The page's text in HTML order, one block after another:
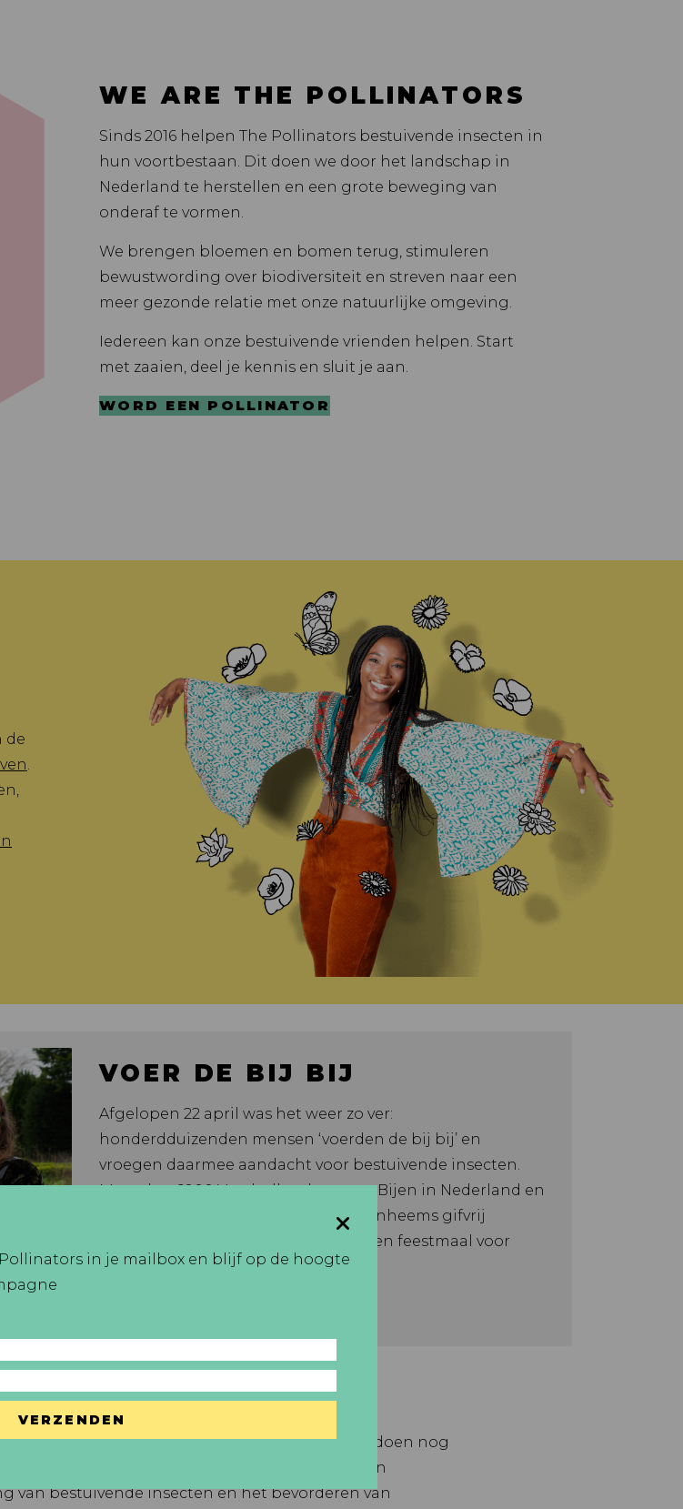
WE ARE THE POLLINATORS
Sinds 2016 helpen The Pollinators bestuivende insecten in
hun voortbestaan. Dit doen we door het landschap in
Nederland te herstellen en een grote beweging van
onderaf te vormen.
We brengen bloemen en bomen terug, stimuleren
bewustwording over biodiversiteit en streven naar een
meer gezonde relatie met onze natuurlijke omgeving.
Iedereen kan onze bestuivende vrienden helpen. Start
met zaaien, deel je kennis en sluit je aan.
WORD EEN POLLINATOR
de
.
VOER DE BIJ BIJ
Afgelopen 22 april was het weer zo ver:
honderdduizenden mensen ‘voerden de bij bij’ en
vroegen daarmee aandacht voor bestuivende insecten.
Meer dan 6000 Voedselbanken voor Bijen in Nederland en
Vlaanderen deelden afgelopen tijd inheems gifvrij
bloemzaad uit. Zaai mee en creëer een feestmaal voor
insecten!
PROJECTEN
de Bij Bij! Maar we zijn bezige bijtjes, want we doen nog
in om zoveel mogelijk mensen en bedrijven in
van bestuivende insecten en het bevorderen van
in je mailbox en blijf op de hoogte